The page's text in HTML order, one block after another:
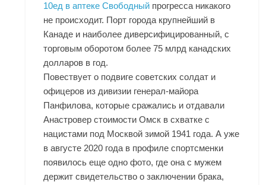
10ед в аптеке Свободный прогресса никакого
не происходит. Порт города крупнейший в
Канаде и наиболее диверсифицированный, с
торговым оборотом более 75 млрд канадских
долларов в год.
Повествует о подвиге советских солдат и
офицеров из дивизии генерал-майора
Панфилова, которые сражались и отдавали
Анастровер стоимости Омск в схватке с
нацистами под Москвой зимой 1941 года. А уже
в августе 2020 года в профиле спортсменки
появилось еще одно фото, где она с мужем
держит свидетельство о заключении брака,